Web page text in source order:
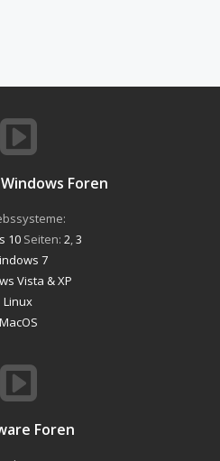
Foren
10Seiten: 2 3
7
Vista & XP
Linux
MacOS
Foren